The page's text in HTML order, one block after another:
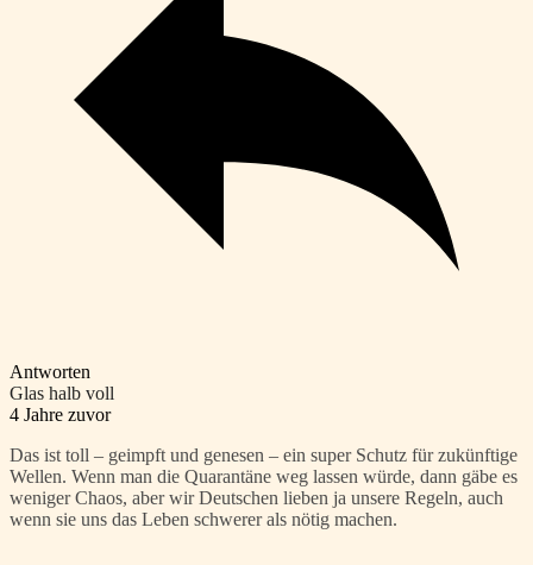
Antworten
Glas halb voll
4 Jahre zuvor
Das ist toll – geimpft und genesen – ein super Schutz für zukünftige
Wellen. Wenn man die Quarantäne weg lassen würde, dann gäbe es
weniger Chaos, aber wir Deutschen lieben ja unsere Regeln, auch
wenn sie uns das Leben schwerer als nötig machen.